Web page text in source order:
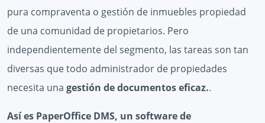
pura compraventa o gestión de inmuebles propiedad
de una comunidad de propietarios. Pero
independientemente del segmento, las tareas son tan
diversas que todo administrador de propiedades
necesita una gestión de documentos eficaz..
Así es PaperOffice DMS, un software de